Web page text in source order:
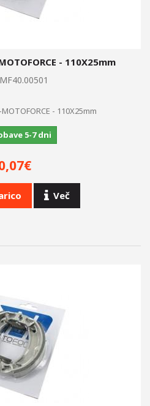
- 110X25mm
MF40.00501
- 110X25mm
5-7 dni
Več